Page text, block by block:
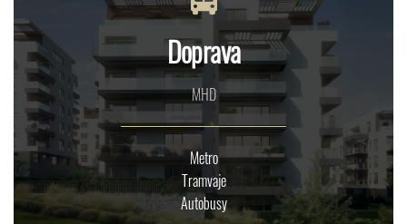
Doprava
MHD
Metro
Tramvaje
Autobusy